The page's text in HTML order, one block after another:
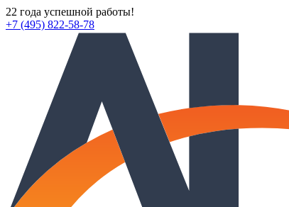
22 года успешной работы!
+7 (495) 822-58-78